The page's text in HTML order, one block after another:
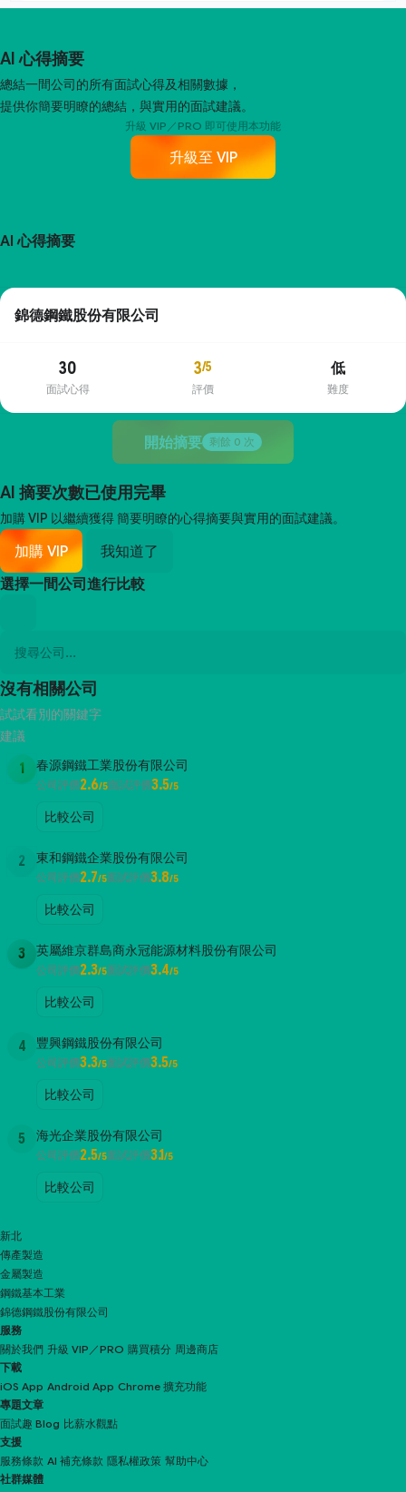
AI 心得摘要
總結一間公司的所有面試心得及相關數據，
提供你簡要明瞭的總結，與實用的面試建議。
升級 VIP／PRO 即可使用本功能
升級至 VIP
AI 心得摘要
錦德鋼鐵股份有限公司
30
面試心得
3/5
評價
低
難度
開始摘要 剩餘 0 次
AI 摘要次數已使用完畢
加購 VIP 以繼續獲得簡要明瞭的心得摘要與實用的面試建議。
加購 VIP
我知道了
選擇一間公司進行比較
沒有相關公司
試試看別的關鍵字
建議
1 春源鋼鐵工業股份有限公司
公司評價2.6/5面試評價3.5/5
比較公司
2 東和鋼鐵企業股份有限公司
公司評價2.7/5面試評價3.8/5
比較公司
3 英屬維京群島商永冠能源材料股份有限公司
公司評價2.3/5面試評價3.4/5
比較公司
4 豐興鋼鐵股份有限公司
公司評價3.3/5面試評價3.5/5
比較公司
5 海光企業股份有限公司
公司評價2.5/5面試評價3.1/5
比較公司
新北
傳產製造
金屬製造
鋼鐵基本工業
錦德鋼鐵股份有限公司
服務
關於我們 升級 VIP／PRO 購買積分 周邊商店
下載
iOS App Android App Chrome 擴充功能
專題文章
面試趣 Blog 比薪水觀點
支援
服務條款 AI 補充條款 隱私權政策 幫助中心
社群媒體